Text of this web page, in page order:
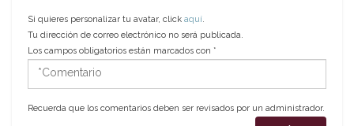
Si quieres personalizar tu avatar, click aquí.
Tu dirección de correo electrónico no será publicada.
Los campos obligatorios están marcados con *
*Comentario
Recuerda que los comentarios deben ser revisados por un administrador.